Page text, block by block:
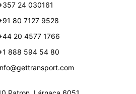
24 030161
80 7127 9528
20 4577 1766
888 594 54 80